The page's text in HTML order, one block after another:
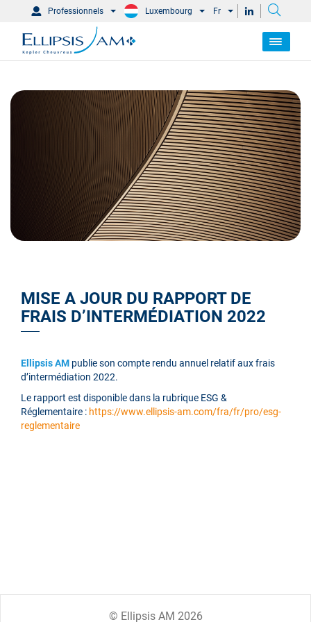
Professionnels Luxembourg Fr
MISE A JOUR DU RAPPORT DE
FRAIS D’INTERMÉDIATION 2022
Ellipsis AM publie son compte rendu annuel relatif aux frais
d’intermédiation 2022.
Le rapport est disponible dans la rubrique ESG &
Réglementaire : https://www.ellipsis-am.com/fra/fr/pro/esg-
reglementaire
© Ellipsis AM 2026